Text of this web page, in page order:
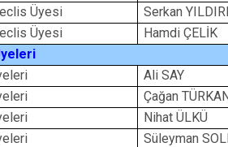
Üyesi
Serkan
Üyesi
Hamdi ÇELİK
Ali SAY
Çağan
Nihat ÜLKÜ
Süleyman